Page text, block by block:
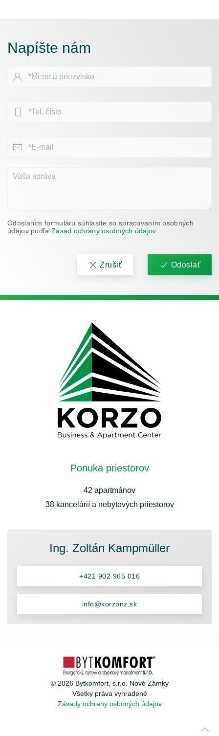
Napíšte nám
Odoslaním formuláru súhlasíte so spracovaním osobných
údajov podľa Zásad ochrany osobných údajov.
Zrušiť Odoslať
Ponuka priestorov
42 apartmánov
38 kancelárií a nebytových priestorov
Ing. Zoltán Kampmüller
+421 902 965 016
info@korzonz.sk
© 2026Bytkomfort, s.r.o. Nové Zámky
Všetky práva vyhradené
Zásady ochrany osboných údajov